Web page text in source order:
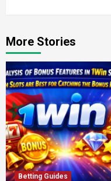
More Stories
Betting Guides